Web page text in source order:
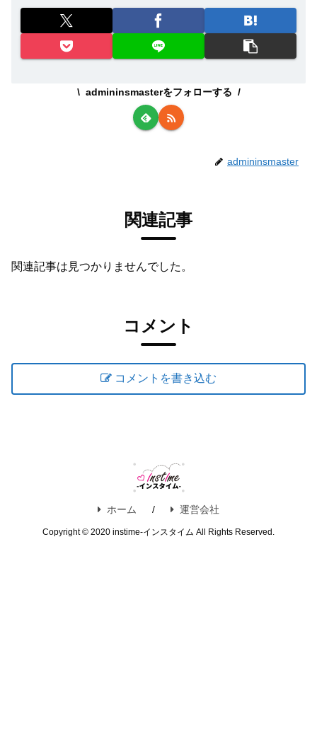
admininsmasterをフォローする
admininsmaster
関連記事
関連記事は見つかりませんでした。
コメント
コメントを書き込む
ホーム 運営会社
Copyright © 2020 instime-インスタイム All Rights Reserved.